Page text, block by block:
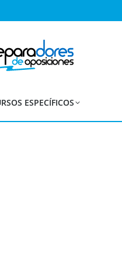
ESPECÍFICOS
del
de méritos